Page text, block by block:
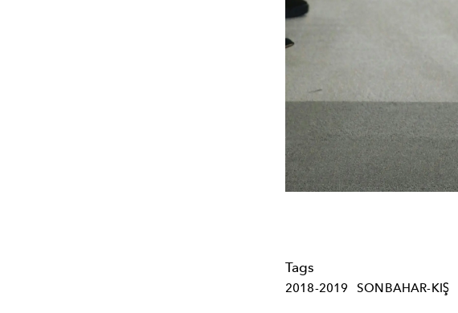
Tags
2018-2019 SONBAHAR-KIŞ